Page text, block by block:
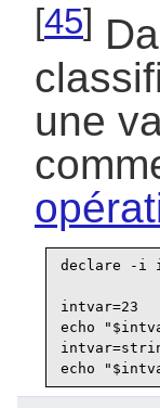
[45]
une
declare -i
intvar=23
echo